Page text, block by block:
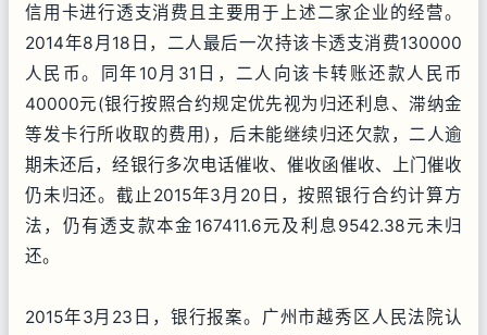
信用卡进行透支消费且主要用于上述二家企业的经营。
2014年8月18日，二人最后一次持该卡透支消费130000
人民币。同年10月31日，二人向该卡转账还款人民币
40000元(银行按照合约规定优先视为归还利息、滞纳金
等发卡行所收取的费用)，后未能继续归还欠款，二人逾
期未还后，经银行多次电话催收、催收函催收、上门催收
仍未归还。截止2015年3月20日，按照银行合约计算方
法，仍有透支款本金167411.6元及利息9542.38元未归
还。
2015年3月23日，银行报案。广州市越秀区人民法院认